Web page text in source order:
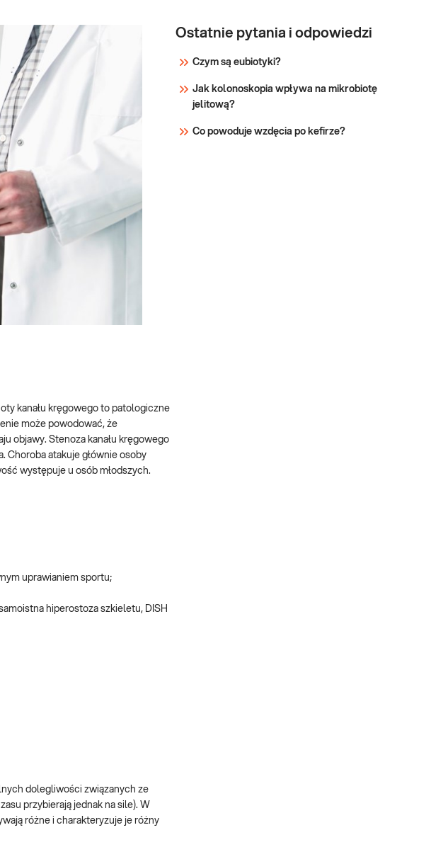
kanału kręgowego to patologiczne
może powodować, że
objawy. Stenoza kanału kręgowego
Choroba atakuje głównie osoby
występuje u osób młodszych.
uprawianiem sportu;
hiperostoza szkieletu, DISH
dolegliwości związanych ze
przybierają jednak na sile). W
różne i charakteryzuje je różny
Ostatnie pytania i odpowiedzi
Czym są eubiotyki?
Jak kolonoskopia wpływa na mikrobiotę
jelitową?
Co powoduje wzdęcia po kefirze?